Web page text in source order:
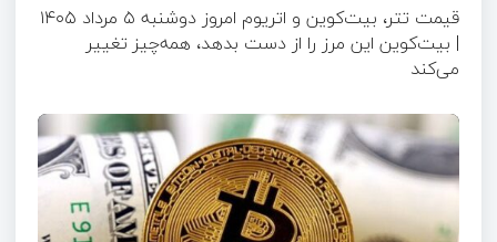
قیمت تتر، بیت‌کوین و اتریوم امروز دوشنبه ۵ مرداد ۱۴۰۵
| بیت‌کوین این مرز را از دست بدهد، همه‌چیز تغییر
می‌کند